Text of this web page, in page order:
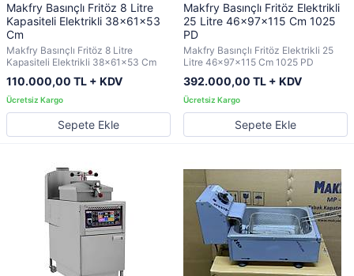
Makfry Basınçlı Fritöz 8 Litre
Kapasiteli Elektrikli 38x61x53
Cm
Makfry Basınçlı Fritöz 8 Litre
Kapasiteli Elektrikli 38x61x53 Cm
110.000,00 TL + KDV
Sepete Ekle
Makfry Basınçlı Fritöz Elektrikli
25 Litre 46x97x115 Cm 1025
PD
Makfry Basınçlı Fritöz Elektrikli 25
Litre 46x97x115 Cm 1025 PD
392.000,00 TL + KDV
Sepete Ekle